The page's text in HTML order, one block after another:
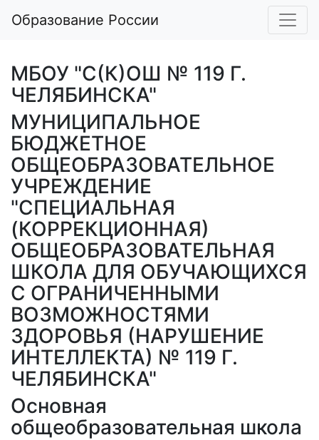
Образование России
МБОУ "С(К)ОШ № 119 Г.
ЧЕЛЯБИНСКА"
МУНИЦИПАЛЬНОЕ
БЮДЖЕТНОЕ
ОБЩЕОБРАЗОВАТЕЛЬНОЕ
УЧРЕЖДЕНИЕ
"СПЕЦИАЛЬНАЯ
(КОРРЕКЦИОННАЯ)
ОБЩЕОБРАЗОВАТЕЛЬНАЯ
ШКОЛА ДЛЯ ОБУЧАЮЩИХСЯ
С ОГРАНИЧЕННЫМИ
ВОЗМОЖНОСТЯМИ
ЗДОРОВЬЯ (НАРУШЕНИЕ
ИНТЕЛЛЕКТА) № 119 Г.
ЧЕЛЯБИНСКА"
Основная
общеобразовательная школа